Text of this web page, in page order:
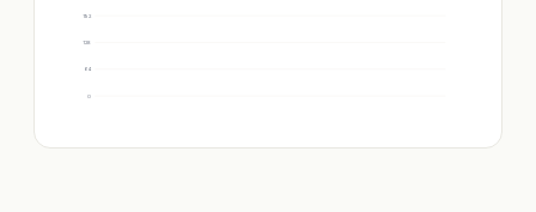
0
64
128
192